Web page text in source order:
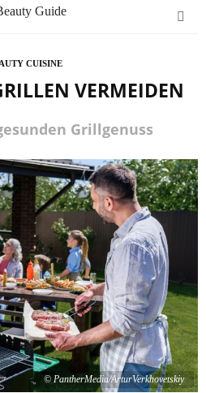
CUISINE
VERMEIDEN
Grillgenuss
© PantherMedia/ArturVerkhovetskiy